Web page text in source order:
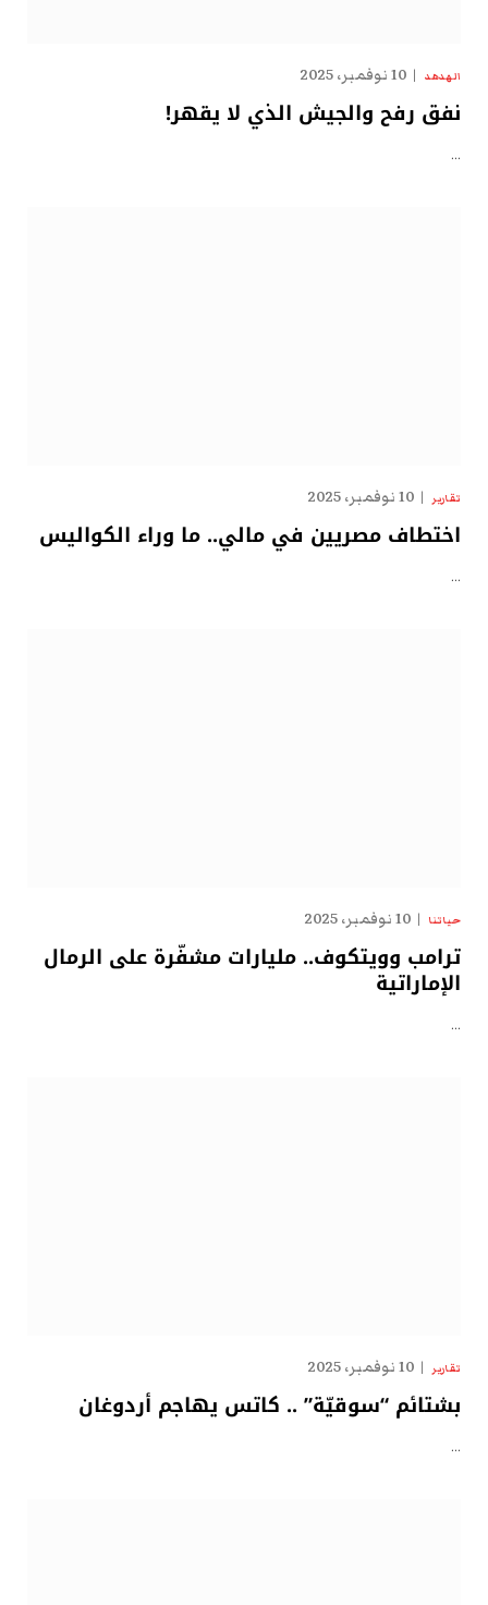
الهدهد 10 نوفمبر، 2025
نفق رفح والجيش الذي لا يقهر!
…
تقارير 10 نوفمبر، 2025
اختطاف مصريين في مالي.. ما وراء الكواليس
…
حياتنا 10 نوفمبر، 2025
ترامب وويتكوف.. مليارات مشفّرة على الرمال
الإماراتية
…
تقارير 10 نوفمبر، 2025
بشتائم “سوقيّة” .. كاتس يهاجم أردوغان
…